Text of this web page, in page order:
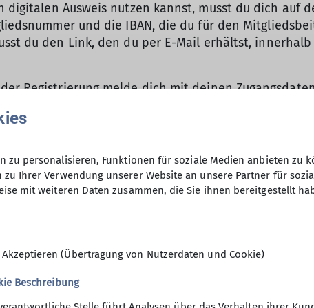
digitalen Ausweis nutzen kannst, musst du dich auf
und die IBAN, die du für den
du den Link, den du per E-Mail erhältst,
Registrierung melde dich mit deinen
Herzlich willkommen! Etwa drei Wochen
eines jeden Jahres gibt’s den Ausweis für das
Mitgliedsausweis bist du bestens ausgerüstet für
zu personalisieren, Funktionen für soziale Medien anbieten zu
Ihrer Verwendung unserer Website an unsere Partner für
mit weiteren Daten zusammen, die Sie ihnen bereitgestellt
Akzeptieren (Übertragung von Nutzerdaten und Cookie)
Beschreibung